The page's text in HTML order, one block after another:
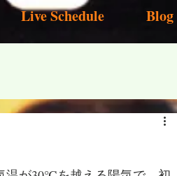
Live Schedule Blog